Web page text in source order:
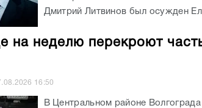
Дмитрий Литвинов был осужден
на неделю перекроют
16:50
В Центральном районе